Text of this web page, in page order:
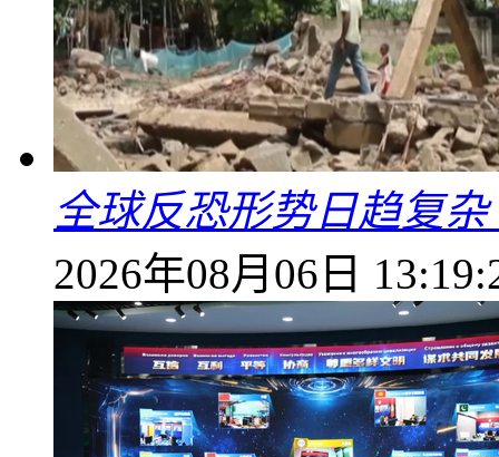
全球反恐形势日趋复
2026年08月06日